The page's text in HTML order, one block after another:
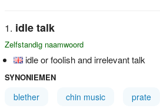
idle talk
Zelfstandig naamwoord
idle or foolish and irrelevant talk
SYNONIEMEN
blether chin music prate